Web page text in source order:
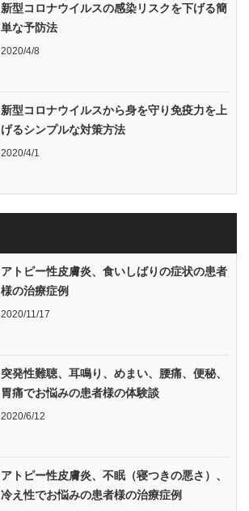
新型コロナウイルスの感染リスクを下げる簡
単な予防法
2020/4/8
新型コロナウイルスから身を守り免疫力を上
げるシンプルな対策方法
2020/4/1
アトピー性皮膚炎、食いしばりの症状の患者
様の治療症例
2020/11/17
突発性難聴、耳鳴り、めまい、腰痛、便秘、
胃痛でお悩みの患者様の体験談
2020/6/12
アトピー性皮膚炎、不眠（寝つきの悪さ）、
冷え性でお悩みの患者様の治療症例